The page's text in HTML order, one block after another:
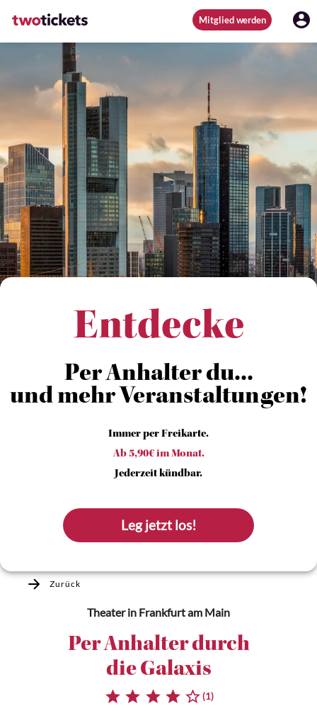
Mitglied werden
Entdecke
Per Anhalter du...
und mehr Veranstaltungen!
Immer per Freikarte.
Ab 5,90€ im Monat.
Jederzeit kündbar.
Leg jetzt los!
Zurück
Theaterin Frankfurt am Main
Per Anhalter durch
die Galaxis
(1)